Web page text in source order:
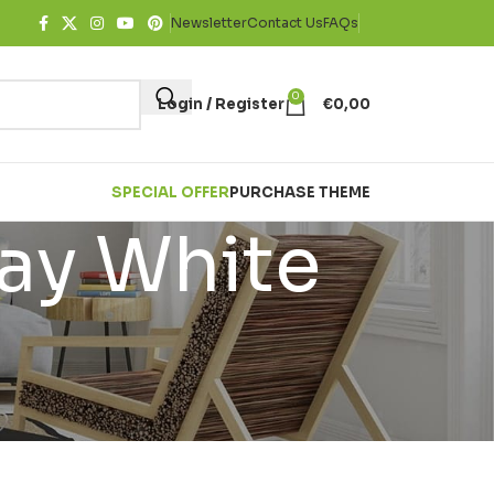
NewsletterContact UsFAQs
Login / Register 0 €0,00
SPECIAL OFFERPURCHASE THEME
White